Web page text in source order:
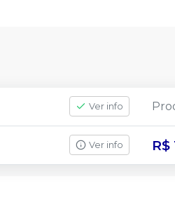
Ver info
Ver info R$